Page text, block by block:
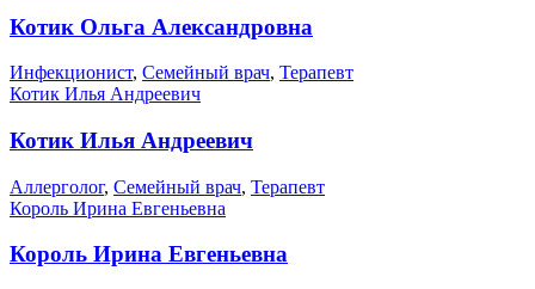
Котик Ольга Александровна
Инфекционист, Семейный врач, Терапевт
Котик Илья Андреевич
Котик Илья Андреевич
Аллерголог, Семейный врач, Терапевт
Король Ирина Евгеньевна
Король Ирина Евгеньевна